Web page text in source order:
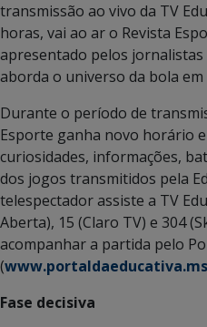
transmissão ao vivo da TV
horas, vai ao ar o Revista
apresentado pelos jornalistas
aborda o universo da bola
Durante o período de
Esporte ganha novo horário
curiosidades, informações,
dos jogos transmitidos pela
telespectador assiste a TV
Aberta), 15 (Claro TV) e 304
acompanhar a partida pelo
(
Fase decisiva